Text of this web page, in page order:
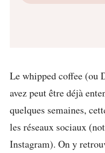
Le whipped coffee (ou
avez peut être déjà
quelques semaines,
les réseaux sociaux
Instagram). On y